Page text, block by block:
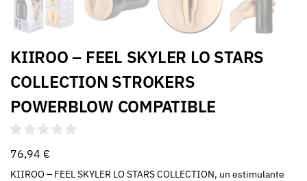
KIIROO – FEEL SKYLER LO STARS
COLLECTION STROKERS
POWERBLOW COMPATIBLE
76,94 €
KIIROO – FEEL SKYLER LO STARS COLLECTION, un estimulante